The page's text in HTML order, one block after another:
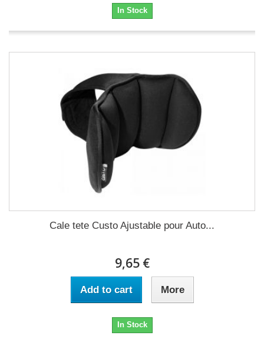
In Stock
Cale tete Custo Ajustable pour Auto...
9,65 €
Add to cart More
In Stock